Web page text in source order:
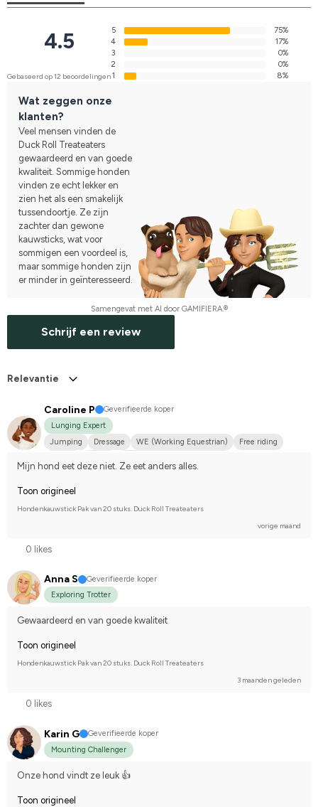
4.5
Gebaseerd op 12 beoordelingen
5
75%
4
17%
3
0%
2
0%
1
8%
Wat zeggen onze
klanten?
Veel mensen vinden de
Duck Roll Treateaters
gewaardeerd en van goede
kwaliteit. Sommige honden
vinden ze echt lekker en
zien het als een smakelijk
tussendoortje. Ze zijn
zachter dan gewone
kauwsticks, wat voor
sommigen een voordeel is,
maar sommige honden zijn
er minder in geïnteresseerd.
Samengevat met AI door GAMIFIERA.®
Schrijf een review
Relevantie
Caroline P
Geverifieerde koper
Lunging Expert
Jumping
Dressage WE (Working Equestrian)
Free riding
Svenskt varmblod (SWB)
Mijn hond eet deze niet. Ze eet anders alles.
Toon origineel
Hondenkauwstick Pak van 20 stuks. Duck Roll Treateaters
vorige maand
0 likes
Anna S
Geverifieerde koper
Exploring Trotter
Gewaardeerd en van goede kwaliteit
Toon origineel
Hondenkauwstick Pak van 20 stuks. Duck Roll Treateaters
3 maanden geleden
0 likes
Karin G
Geverifieerde koper
Mounting Challenger
Onze hond vindt ze leuk 👍
Toon origineel